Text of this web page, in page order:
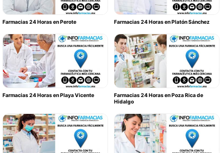
Farmacias 24 Horas en Perote Farmacias 24 Horas en Platón Sánchez
Farmacias 24 Horas en Playa Vicente
Farmacias 24 Horas en Poza Rica de
Hidalgo